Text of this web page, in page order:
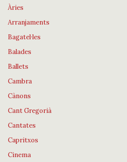
Àries
Arranjaments
Bagatel·les
Balades
Ballets
Cambra
Cànons
Cant Gregorià
Cantates
Capritxos
Cinema